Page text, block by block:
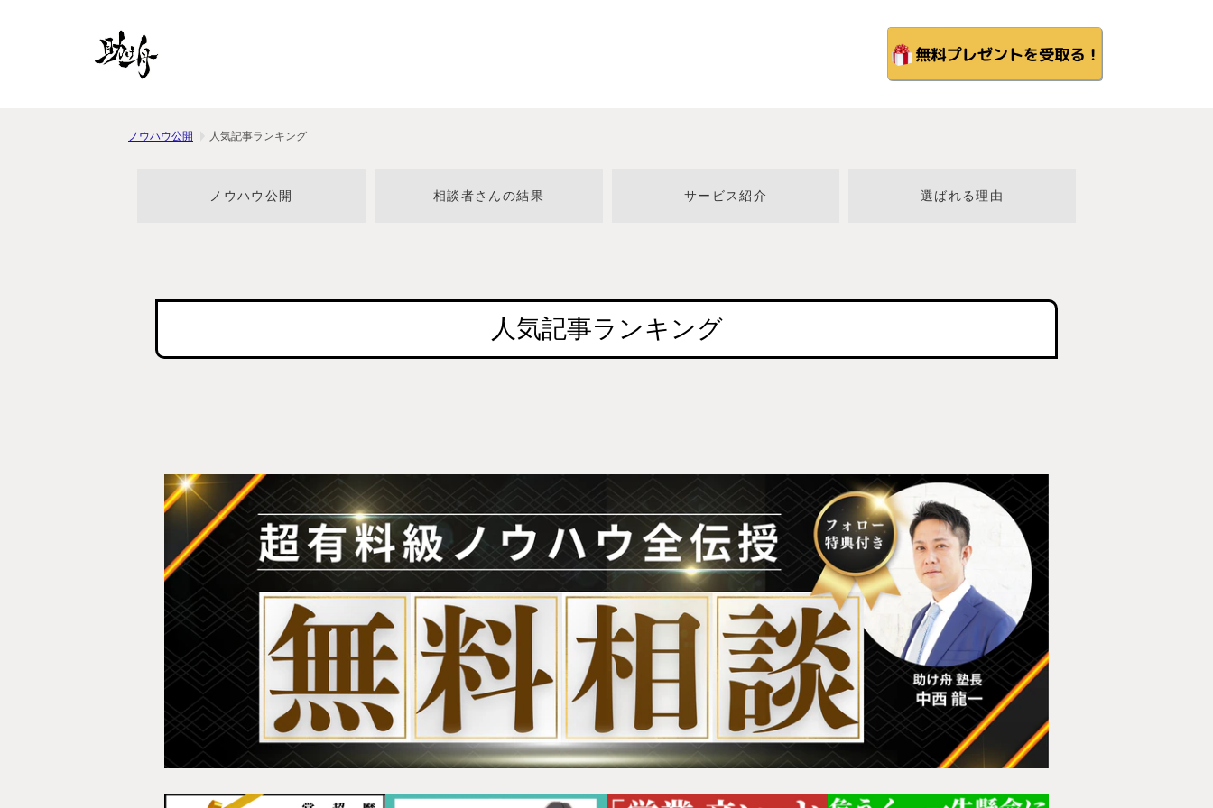
ノウハウ公開 人気記事ランキング
ノウハウ公開 相談者さんの結果 サービス紹介 選ばれる理由
人気記事ランキング